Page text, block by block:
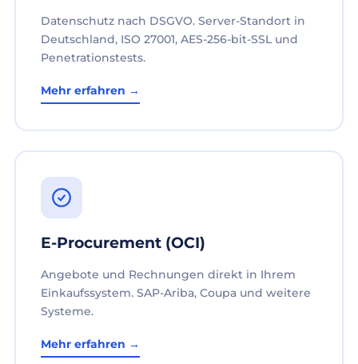
Datenschutz nach DSGVO. Server-Standort in
Deutschland, ISO 27001, AES-256-bit-SSL und
Penetrationstests.
Mehr erfahren →
E-Procurement (OCI)
Angebote und Rechnungen direkt in Ihrem
Einkaufssystem. SAP-Ariba, Coupa und weitere
Systeme.
Mehr erfahren →